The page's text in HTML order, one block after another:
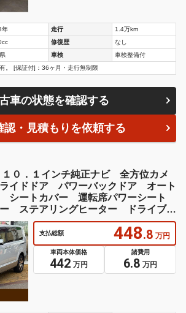
年 走行
1.4万km
修復歴
なし
車検
車検整備付
。 [保証付]：36ヶ月・走行無制限
車の状態を確認する
認・見積もりを依頼する
０．１インチ純正ナビ 全方位カメ
イドドア パワーバックドア オート
ートカバー 運転席パワーシート
ー ステアリングヒーター ドライブレ
支払総額 448.8 万円
車両本体価格
442 万円
諸費用
6.8 万円